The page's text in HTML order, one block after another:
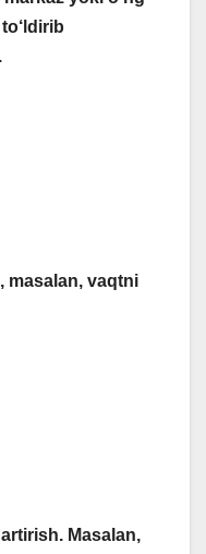
masalan, vaqtni
Masalan,